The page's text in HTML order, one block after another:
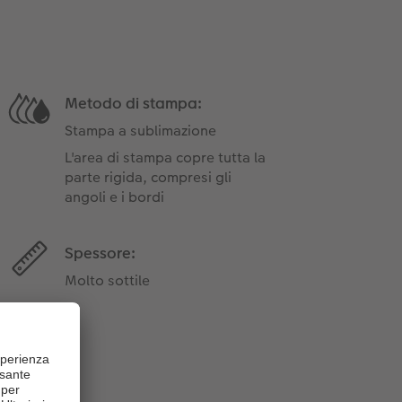
Metodo di stampa:
Stampa a sublimazione
L'area di stampa copre tutta la
parte rigida, compresi gli
angoli e i bordi
Spessore:
Molto sottile